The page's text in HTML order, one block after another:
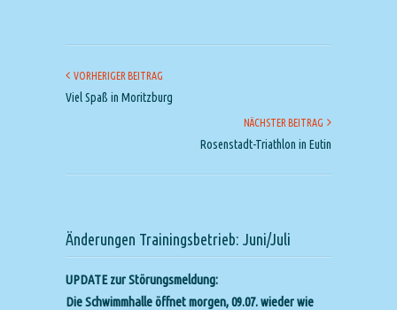
VORHERIGER BEITRAG
Viel Spaß in Moritzburg
NÄCHSTER BEITRAG
Rosenstadt-Triathlon in Eutin
Änderungen Trainingsbetrieb: Juni/Juli
UPDATE zur Störungsmeldung:
Die Schwimmhalle öffnet morgen, 09.07. wieder wie